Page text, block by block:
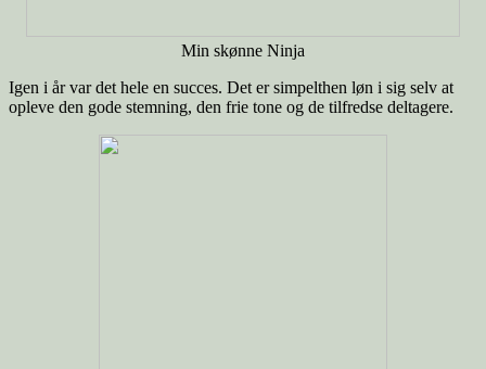
Min skønne Ninja
Igen i år var det hele en succes. Det er simpelthen løn i sig selv at
opleve den gode stemning, den frie tone og de tilfredse deltagere.